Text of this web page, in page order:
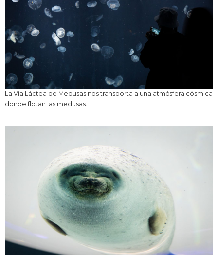
La Vía Láctea de Medusas nos transporta a una atmósfera cósmica
donde flotan las medusas.